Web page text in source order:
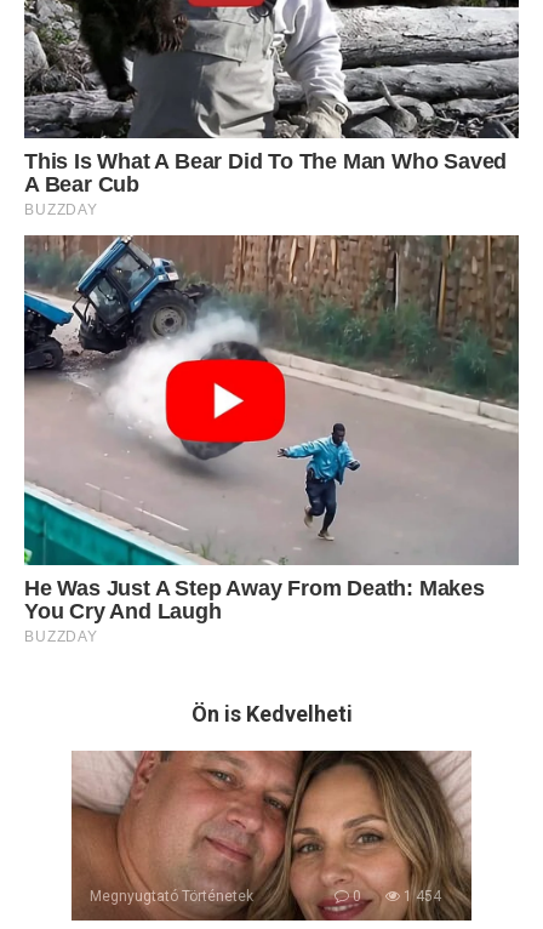
Ön is Kedvelheti
Megnyugtató Történetek 0 1 454